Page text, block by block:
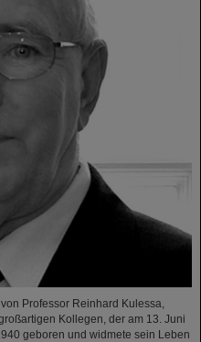
Professor Reinhard Kulessa,
Kollegen, der am 13. Juni
geboren und widmete sein Leben